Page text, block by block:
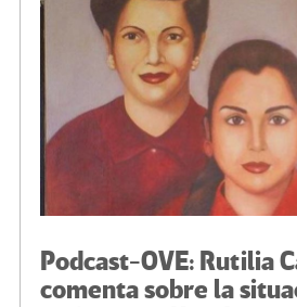
Podcast-OVE: Rutilia
comenta sobre la